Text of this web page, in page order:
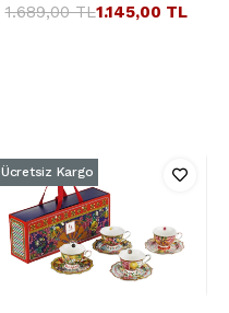
1.145,00 TL
1.689,00 TL
Ücretsiz Kargo